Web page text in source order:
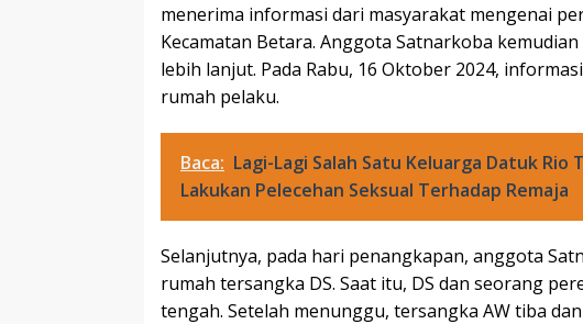
menerima informasi dari masyarakat mengenai
Kecamatan Betara. Anggota Satnarkoba
lebih lanjut. Pada Rabu, 16 Oktober 2024,
rumah pelaku.
Baca: Lagi-Lagi Salah Satu Keluarga Datuk Rio
Lakukan Pelecehan Seksual Terhadap Remaja
Selanjutnya, pada hari penangkapan, anggota
rumah tersangka DS. Saat itu, DS dan seorang
tengah. Setelah menunggu, tersangka AW tiba